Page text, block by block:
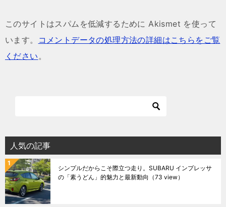
このサイトはスパムを低減するために Akismet を使って
います。
コメントデータの処理方法の詳細はこちらをご覧
ください。
人気の記事
シンプルだからこそ際立つ走り。SUBARU インプレッサ
の「素うどん」的魅力と最新動向 （73 view）